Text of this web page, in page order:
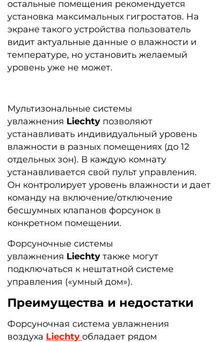
остальные помещения рекомендуется
установка максимальных гигростатов. На
экране такого устройства пользователь
видит актуальные данные о влажности и
температуре, но установить желаемый
уровень уже не может.
Мультизональные системы
увлажнения Liechty позволяют
устанавливать индивидуальный уровень
влажности в разных помещениях (до 12
отдельных зон). В каждую комнату
устанавливается свой пульт управления.
Он контролирует уровень влажности и дает
команду на включение/отключение
бесшумных клапанов форсунок в
конкретном помещении.
Форсуночные системы
увлажнения Liechty также могут
подключаться к нештатной системе
управления («умный дом»).
Преимущества и недостатки
Форсуночная система увлажнения
воздуха Liechty обладает рядом